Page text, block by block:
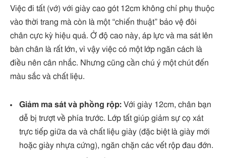
Việc đi tất (vớ) với giày cao gót 12cm không chỉ phụ thuộc
vào thời trang mà còn là một “chiến thuật” bảo vệ đôi
chân cực kỳ hiệu quả. Ở độ cao này, áp lực và ma sát lên
bàn chân là rất lớn, vì vậy việc có một lớp ngăn cách là
điều nên cân nhắc. Nhưng cũng cần chú ý một chút đến
màu sắc và chất liệu.
Giảm ma sát và phồng rộp: Với giày 12cm, chân bạn
dễ bị trượt về phía trước. Lớp tất giúp giảm sự cọ xát
trực tiếp giữa da và chất liệu giày (đặc biệt là giày mới
hoặc giày nhựa cứng), ngăn chặn các vết rộp đau đớn.